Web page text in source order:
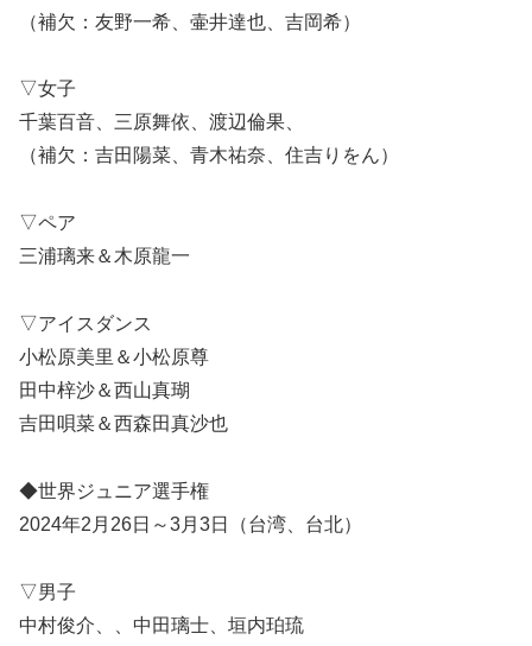
（補欠：友野一希、壷井達也、吉岡希）
▽女子
千葉百音、三原舞依、渡辺倫果、
（補欠：吉田陽菜、青木祐奈、住吉りをん）
▽ペア
三浦璃来＆木原龍一
▽アイスダンス
小松原美里＆小松原尊
田中梓沙＆西山真瑚
吉田唄菜＆西森田真沙也
◆世界ジュニア選手権
2024年2月26日～3月3日（台湾、台北）
▽男子
中村俊介、、中田璃士、垣内珀琉